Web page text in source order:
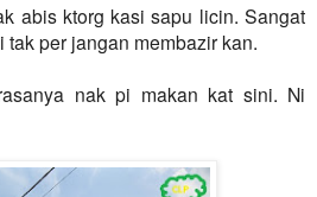
abis ktorg kasi sapu licin. Sangat
tak per jangan membazir kan.
nak pi makan kat sini. Ni